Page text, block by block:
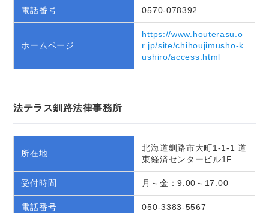
電話番号 0570-078392
ホームページ
https://www.houterasu.o
r.jp/site/chihoujimusho-k
ushiro/access.html
法テラス釧路法律事務所
所在地
北海道釧路市大町1-1-1 道
東経済センタービル1F
受付時間 月～金：9:00～17:00
電話番号 050-3383-5567